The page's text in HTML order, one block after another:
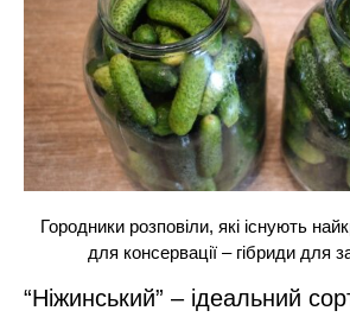
Городники розповіли, які існують
для консервації – гібриди для
“Ніжинський” – ідеальний